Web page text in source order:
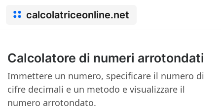
calcolatriceonline.net
Calcolatore di numeri arrotondati
Immettere un numero, specificare il numero di
cifre decimali e un metodo e visualizzare il
numero arrotondato.